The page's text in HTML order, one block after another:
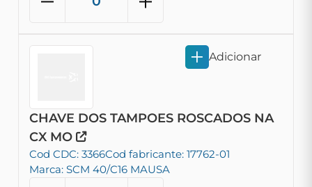
CHAVE DOS TAMPOES ROSCADOS NA
CX MO
Cod CDC: 3366Cod fabricante: 17762-01
Marca: SCM 40/C16 MAUSA
Adicionar